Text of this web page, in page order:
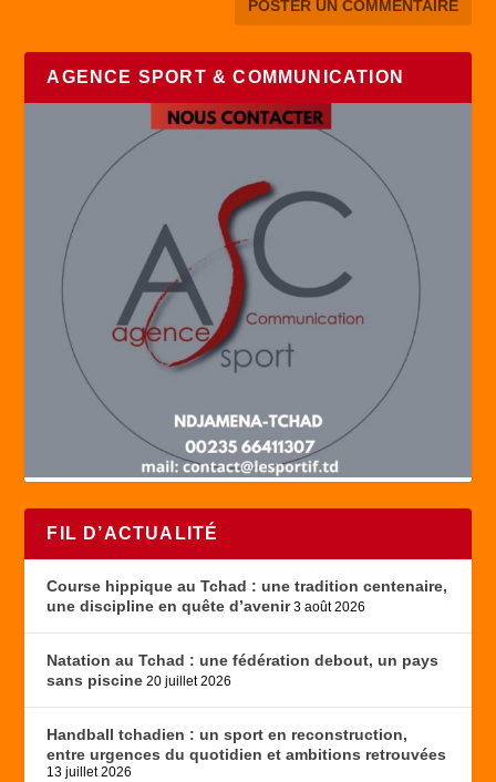
AGENCE SPORT & COMMUNICATION
FIL D’ACTUALITÉ
Course hippique au Tchad : une tradition centenaire,
une discipline en quête d’avenir 3 août 2026
Natation au Tchad : une fédération debout, un pays
sans piscine 20 juillet 2026
Handball tchadien : un sport en reconstruction,
entre urgences du quotidien et ambitions retrouvées
13 juillet 2026